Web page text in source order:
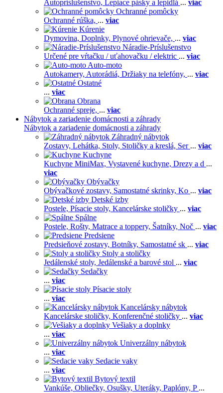
Autopríslušenstvo, Lepiace pásky a lepidlá ... viac
Ochranné pomôcky
Ochranné rúška, ... viac
Kúrenie
Dymovina, Doplnky, Plynové ohrievače, ... viac
Náradie-Príslušenstvo
Určené pre vŕtačku / uťahovačku / elektric ... viac
Auto-moto
Autokamery, Autorádiá, Držiaky na telefóny, ... viac
Ostatné
... viac
Obrana
Ochranné spreje, ... viac
Nábytok a zariadenie domácnosti a záhrady
Nábytok a zariadenie domácnosti a záhrady
Záhradný nábytok
Zostavy, Lehátka, Stoly, Stoličky a kreslá, Ser ... viac
Kuchyne
Kuchyne MiniMax, Vystavené kuchyne, Drezy a d ...
viac
Obývačky
Obývačkové zostavy, Samostatné skrinky, Ko ... viac
Detské izby
Postele, Písacie stoly, Kancelárske stoličky ... viac
Spálne
Postele, Rošty, Matrace a toppery, Šatníky, Noč ... viac
Predsiene
Predsieňové zostavy, Botníky, Samostatné sk ... viac
Stoly a stoličky
Jedálenské stoly, Jedálenské a barové stol ... viac
Sedačky
... viac
Písacie stoly
... viac
Kancelársky nábytok
Kancelárske stoličky, Konferenčné stoličky ... viac
Vešiaky a doplnky
... viac
Univerzálny nábytok
... viac
Sedacie vaky
... viac
Bytový textil
Vankúše, Obliečky, Osušky, Uteráky, Paplóny, P ...